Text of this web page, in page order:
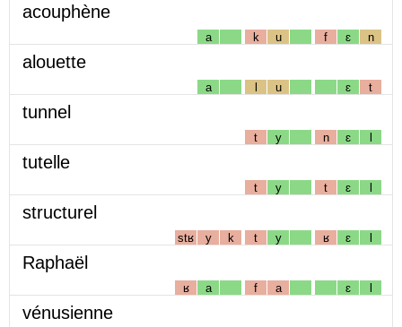
acouphène
a k u f ɛ n
alouette
a l u ɛ t
tunnel
t y n ɛ l
tutelle
t y t ɛ l
structurel
stʁ y k t y ʁ ɛ l
Raphaël
ʁ a f a ɛ l
vénusienne